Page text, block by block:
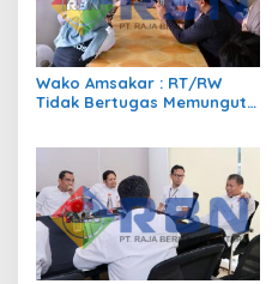
Wako Amsakar : RT/RW
Tidak Bertugas Memungut